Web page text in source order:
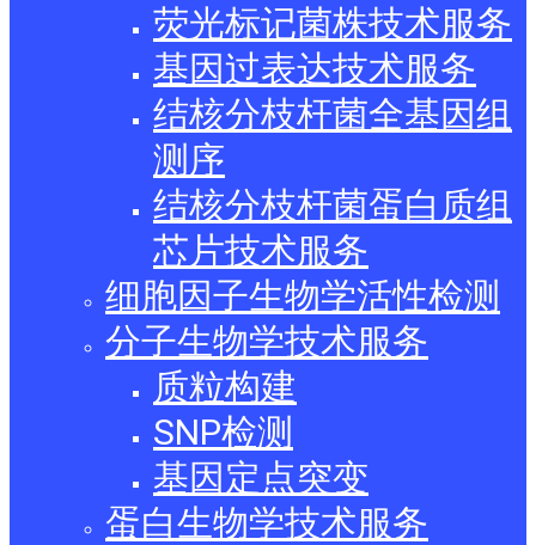
荧光标记菌株技术服务
基因过表达技术服务
结核分枝杆菌全基因组
测序
结核分枝杆菌蛋白质组
芯片技术服务
细胞因子生物学活性检测
分子生物学技术服务
质粒构建
SNP检测
基因定点突变
蛋白生物学技术服务